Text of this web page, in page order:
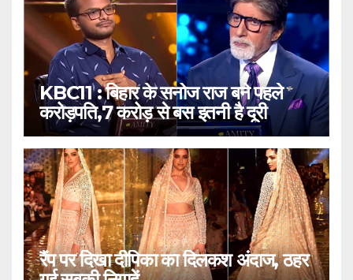
KBC11 : बिहार के सनोज राज बने पहले
करोड़पति,7 करोड़ से बस इतनी है दूरी
रैंप पर दिखा दीपिका का दिलकश अंदाज, ठहर